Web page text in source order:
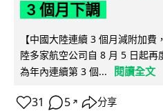
3 個月下調
【中國大陸連續 3 個月減附加
陸多家航空公司自 8 月 5 日起再
為年內連續第 3 個...
閱讀全文
31 5 ↗ 分享